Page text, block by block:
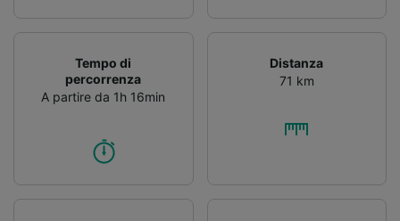
Tempo di
percorrenza
A partire da 1h 16min
Distanza
71 km